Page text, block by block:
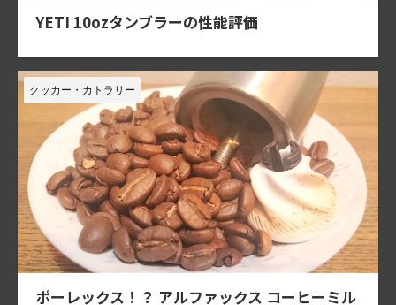
YETI 10ozタンブラーの性能評価
クッカー・カトラリー
ポーレックス！？ アルファックス コーヒーミル